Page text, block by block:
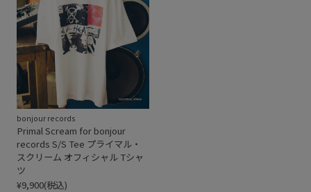
bonjour records
Primal Scream for bonjour
records S/S Tee プライマル・
スクリーム オフィシャル Tシャ
ツ
¥9,900(税込)